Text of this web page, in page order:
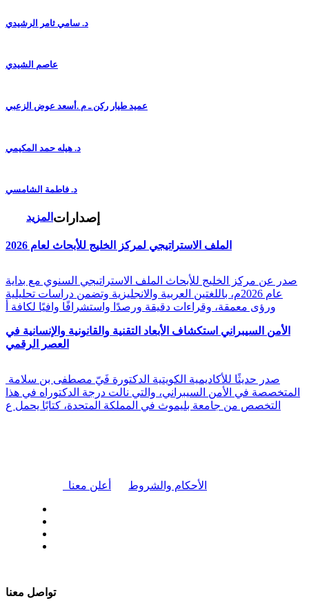
د. سامي ثامر الرشيدي
عاصم الشيدي
عميد طيار ركن ـ م .أسعد عوض الزعبي
د. هيله حمد المكيمي
د. فاطمة الشامسي
المزيد إصدارات
الملف الاستراتيجي لمركز الخليج للأبحاث لعام 2026
صدر عن مركز الخليج للأبحاث الملف الاستراتيجي السنوي مع بداية
عام 2026م، باللغتين العربية والانجليزية وتضمن دراسات تحليلية
ورؤى معمقة، وقراءات دقيقة ورصدًا واستشرافًا وافيًا لكافة أ
الأمن السيبراني استكشاف الأبعاد التقنية والقانونية والإنسانية في
العصر الرقمي
المتخصصة في الأمن السيبراني، والتي نالت درجة الدكتوراه في هذا
التخصص من جامعة بليموث في المملكة المتحدة، كتابًا يحمل ع
أعلن معنا الأحكام والشروط
تواصل معنا